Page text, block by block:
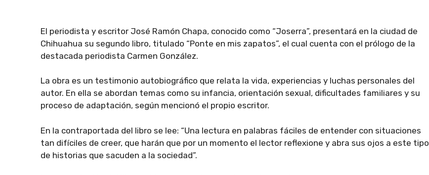
El periodista y escritor José Ramón Chapa, conocido como “Joserra”, presentará en la ciudad de
Chihuahua su segundo libro, titulado “Ponte en mis zapatos”, el cual cuenta con el prólogo de la
destacada periodista Carmen González.
La obra es un testimonio autobiográfico que relata la vida, experiencias y luchas personales del
autor. En ella se abordan temas como su infancia, orientación sexual, dificultades familiares y su
proceso de adaptación, según mencionó el propio escritor.
En la contraportada del libro se lee: “Una lectura en palabras fáciles de entender con situaciones
tan difíciles de creer, que harán que por un momento el lector reflexione y abra sus ojos a este tipo
de historias que sacuden a la sociedad”.